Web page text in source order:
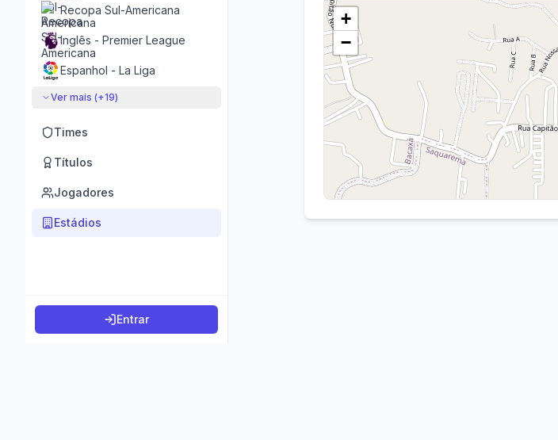
Recopa Sul-Americana
Inglês - Premier League
Espanhol - La Liga
Ver mais (+19)
Times
Títulos
Jogadores
Estádios
Entrar
+
−